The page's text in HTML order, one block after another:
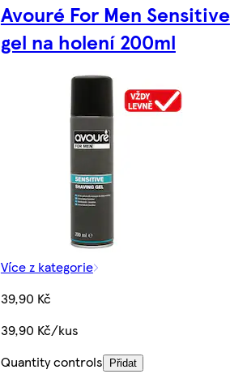
Avouré For Men Sensitive
gel na holení 200ml
Více z kategorie
39,90 Kč
39,90 Kč/kus
Quantity controls
Přidat